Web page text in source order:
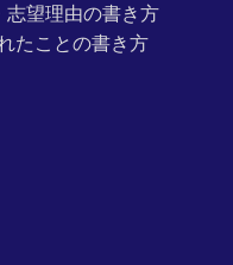
志望理由の書き方
たことの書き方